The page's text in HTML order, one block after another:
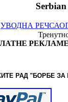
УВОДНА РЕЧ
РАД "БОРБЕ ЗА